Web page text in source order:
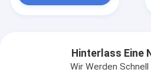
Kleidungs-Schaufenster-Möbel
Handy-Anzeigen-Schaukasten
Hinterlass Eine
Wir Werden